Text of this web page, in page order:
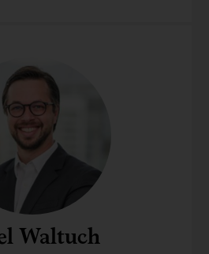
Waltuch